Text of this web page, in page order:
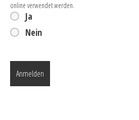
Ja
Nein
online verwendet werden.